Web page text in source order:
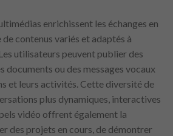
enrichissent les échanges en
contenus variés et adaptés à
utilisateurs peuvent publier des
documents ou des messages vocaux
et leurs activités. Cette diversité de
plus dynamiques, interactives
vidéo offrent également la
des projets en cours, de démontrer